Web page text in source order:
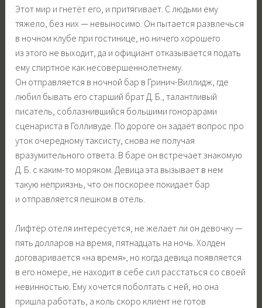
Этот мир и гнетёт его, и притягивает. С людьми ему
тяжело, без них — невыносимо. Он пытается развлечься
в ночном клубе при гостинице, но ничего хорошего
из этого не выходит, да и официант отказывается подать
ему спиртное как несовершеннолетнему.
Он отправляется в ночной бар в Гринич-Виллидж, где
любил бывать его старший брат Д. Б., талантливый
писатель, соблазнившийся большими гонорарами
сценариста в Голливуде. По дороге он задаёт вопрос про
уток очередному таксисту, снова не получая
вразумительного ответа. В баре он встречает знакомую
Д. Б. с каким-то моряком. Девица эта вызывает в нем
такую неприязнь, что он поскорее покидает бар
и отправляется пешком в отель.
Лифтёр отеля интересуется, не желает ли он девочку —
пять долларов на время, пятнадцать на ночь. Холден
договаривается «на время», но когда девица появляется
в его номере, не находит в себе сил расстаться со своей
невинностью. Ему хочется поболтать с ней, но она
пришла работать, а коль скоро клиент не готов